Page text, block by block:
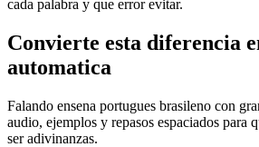
cada palabra y que error evitar.
Convierte esta diferencia
automatica
Falando ensena portugues brasileno con
audio, ejemplos y repasos espaciados para
ser adivinanzas.